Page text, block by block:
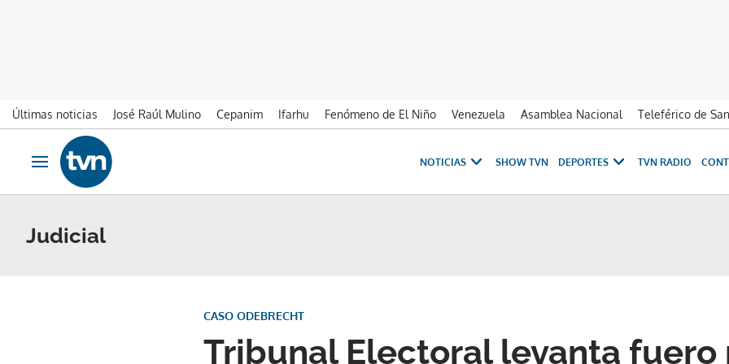
Últimas noticias José Raúl Mulino Cepanim Ifarhu Fenómeno de El Niño Venezuela Asamblea Nacional Teleférico de
Ir al contenido
Obrir navegació
NOTICIAS SHOW TVN DEPORTES TVN RADIO
Judicial
Tribunal Electoral levanta fuero
CASO ODEBRECHT